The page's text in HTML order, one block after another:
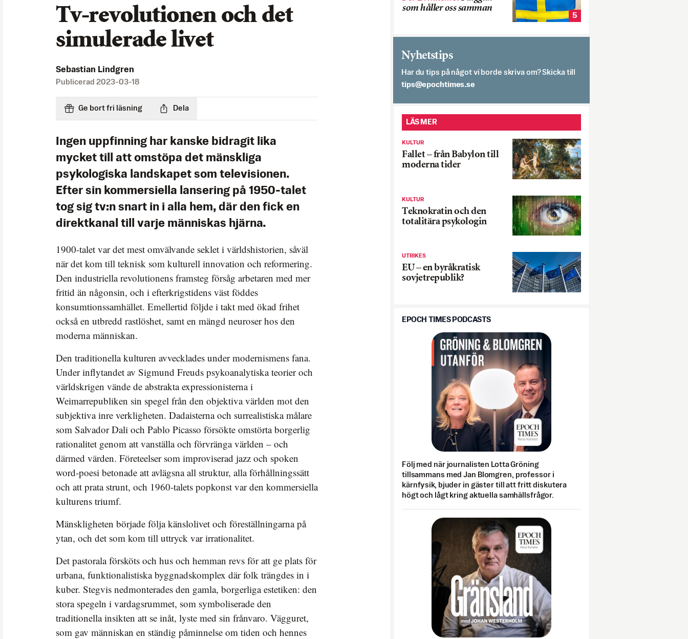
Tv-revolutionen och det
simulerade livet
Sebastian Lindgren
Publicerad 2023-03-18
Ge bort fri läsning Dela
Ingen uppfinning har kanske bidragit lika
mycket till att omstöpa det mänskliga
psykologiska landskapet som televisionen.
Efter sin kommersiella lansering på 1950-talet
tog sig tv:n snart in i alla hem, där den fick en
direktkanal till varje människas hjärna.
1900-talet var det mest omvälvande seklet i världshistorien, såväl
när det kom till teknisk som kulturell innovation och reformering.
Den industriella revolutionens framsteg försåg arbetaren med mer
fritid än någonsin, och i efterkrigstidens väst föddes
konsumtionssamhället. Emellertid följde i takt med ökad frihet
också en utbredd rastlöshet, samt en mängd neuroser hos den
moderna människan.
Den traditionella kulturen avvecklades under modernismens fana.
Under inflytandet av Sigmund Freuds psykoanalytiska teorier och
världskrigen vände de abstrakta expressionisterna i
Weimarrepubliken sin spegel från den objektiva världen mot den
subjektiva inre verkligheten. Dadaisterna och surrealistiska målare
som Salvador Dali och Pablo Picasso försökte omstörta borgerlig
rationalitet genom att vanställa och förvränga världen – och
därmed värden. Företeelser som improviserad jazz och spoken
word-poesi betonade att avlägsna all struktur, alla förhållningssätt
och att prata strunt, och 1960-talets popkonst var den kommersiella
kulturens triumf.
Mänskligheten började följa känslolivet och föreställningarna på
ytan, och det som kom till uttryck var irrationalitet.
Det pastorala försköts och hus och hemman revs för att ge plats för
urbana, funktionalistiska byggnadskomplex där folk trängdes in i
kuber. Stegvis nedmonterades den gamla, borgerliga estetiken: den
stora spegeln i vardagsrummet, som symboliserade den
traditionella insikten att se inåt, lyste med sin frånvaro. Vägguret,
som gav människan en ständig påminnelse om tiden och hennes
som håller oss samman
5
Nyhetstips
Har du tips på något vi borde skriva om? Skicka till
es.semithcope@spit
LÄS MER
KULTUR
Fallet – från Babylon till
moderna tider
KULTUR
Teknokratin och den
totalitära psykologin
UTRIKES
EU – en byråkratisk
sovjetrepublik?
EPOCH TIMES PODCASTS
Följ med när journalisten Lotta Gröning
tillsammans med Jan Blomgren, professor i
kärnfysik, bjuder in gäster till att fritt diskutera
högt och lågt kring aktuella samhällsfrågor.